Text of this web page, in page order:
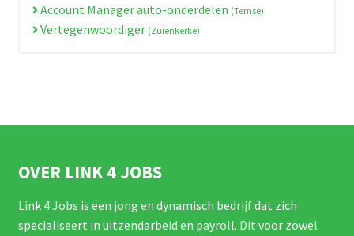
Account Manager auto-onderdelen (Temse)
Vertegenwoordiger (Zuienkerke)
OVER LINK 4 JOBS
Link 4 Jobs is een jong en dynamisch bedrijf dat zich
specialiseert in uitzendarbeid en payroll. Dit voor zowel